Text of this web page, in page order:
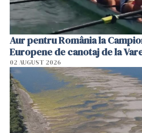
Aur pentru România la
Europene de canotaj de la
02 AUGUST 2026